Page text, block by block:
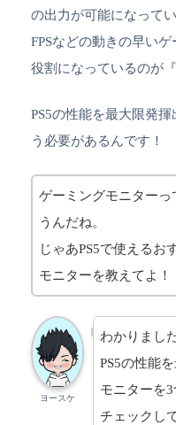
の出力が可能になってい
FPSなどの動きの早い
役割になっているのが
PS5の性能を最大限発
う必要があるんです！
ゲーミングモニター
うんだね。
じゃあPS5で使えるお
モニターを教えてよ！
ヨースケ
わかりまし
PS5の性能
モニターを
チェックし